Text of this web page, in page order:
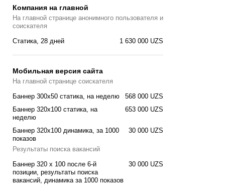
Компания на главной
На главной странице анонимного пользователя и
соискателя
1 630 000 UZS
Статика, 28 дней
Мобильная версия сайта
На главной странице соискателя
568 000 UZS
Баннер 300x50 статика, на неделю
653 000 UZS
Баннер 320x100 cтатика, на
неделю
30 000 UZS
Баннер 320x100 динамика, за 1000
показов
Результаты поиска вакансий
30 000 UZS
Баннер 320 x 100 после 6-й
позиции, результаты поиска
вакансий, динамика за 1000 показов